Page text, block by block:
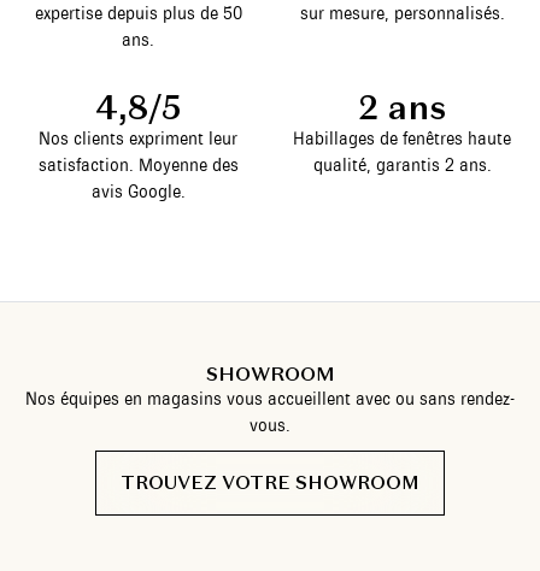
expertise depuis plus de 50
ans.
sur mesure, personnalisés.
4,8/5
Nos clients expriment leur
satisfaction. Moyenne des
avis Google.
2 ans
Habillages de fenêtres haute
qualité, garantis 2 ans.
SHOWROOM
Nos équipes en magasins vous accueillent avec ou sans rendez-
vous.
TROUVEZ VOTRE SHOWROOM